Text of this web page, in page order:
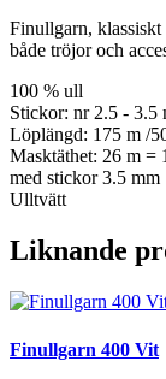
Finullgarn,
både tröjor och
100 % ull
Stickor: nr 2.5 - 3.5
Löplängd: 175 m /
Masktäthet: 26 m =
med stickor 3.5 mm
Ulltvätt
Liknande
Finullgarn 400 Vit